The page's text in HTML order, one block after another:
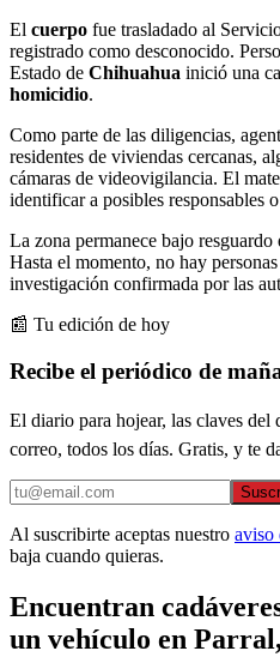
El cuerpo fue trasladado al
registrado como desconocido.
Estado de Chihuahua inició una
homicidio.
Como parte de las diligencias,
residentes de viviendas cercanas,
cámaras de videovigilancia. El
identificar a posibles responsables
La zona permanece bajo
Hasta el momento, no hay
investigación confirmada por las
📰 Tu edición de hoy
Recibe el periódico de
El diario para hojear, las claves
correo, todos los días. Gratis, y te
Al suscribirte aceptas nuestro aviso
baja cuando quieras.
Encuentran
un vehículo en